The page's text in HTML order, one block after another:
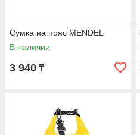
Сумка на пояс MENDEL
В наличии
3 940 ₸